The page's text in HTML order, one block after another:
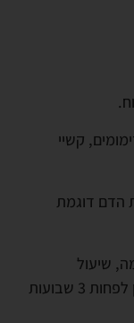
קשיי
הדם דוגמת
שיעול
כרוני. ישנה חשיבות מרובה להפסקת עישון לפחות 3 שבועות